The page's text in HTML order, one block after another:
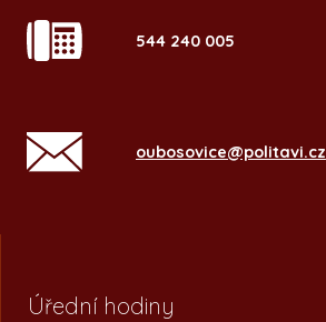
544 240 005
oubosovice@politavi.cz
Úřední hodiny